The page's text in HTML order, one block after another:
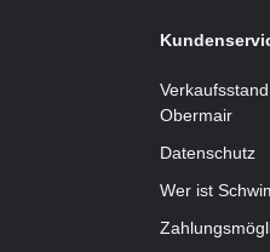
Obermair
Datenschutz
Wer ist